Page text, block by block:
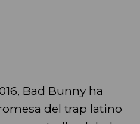
Bad Bunny ha
del trap latino